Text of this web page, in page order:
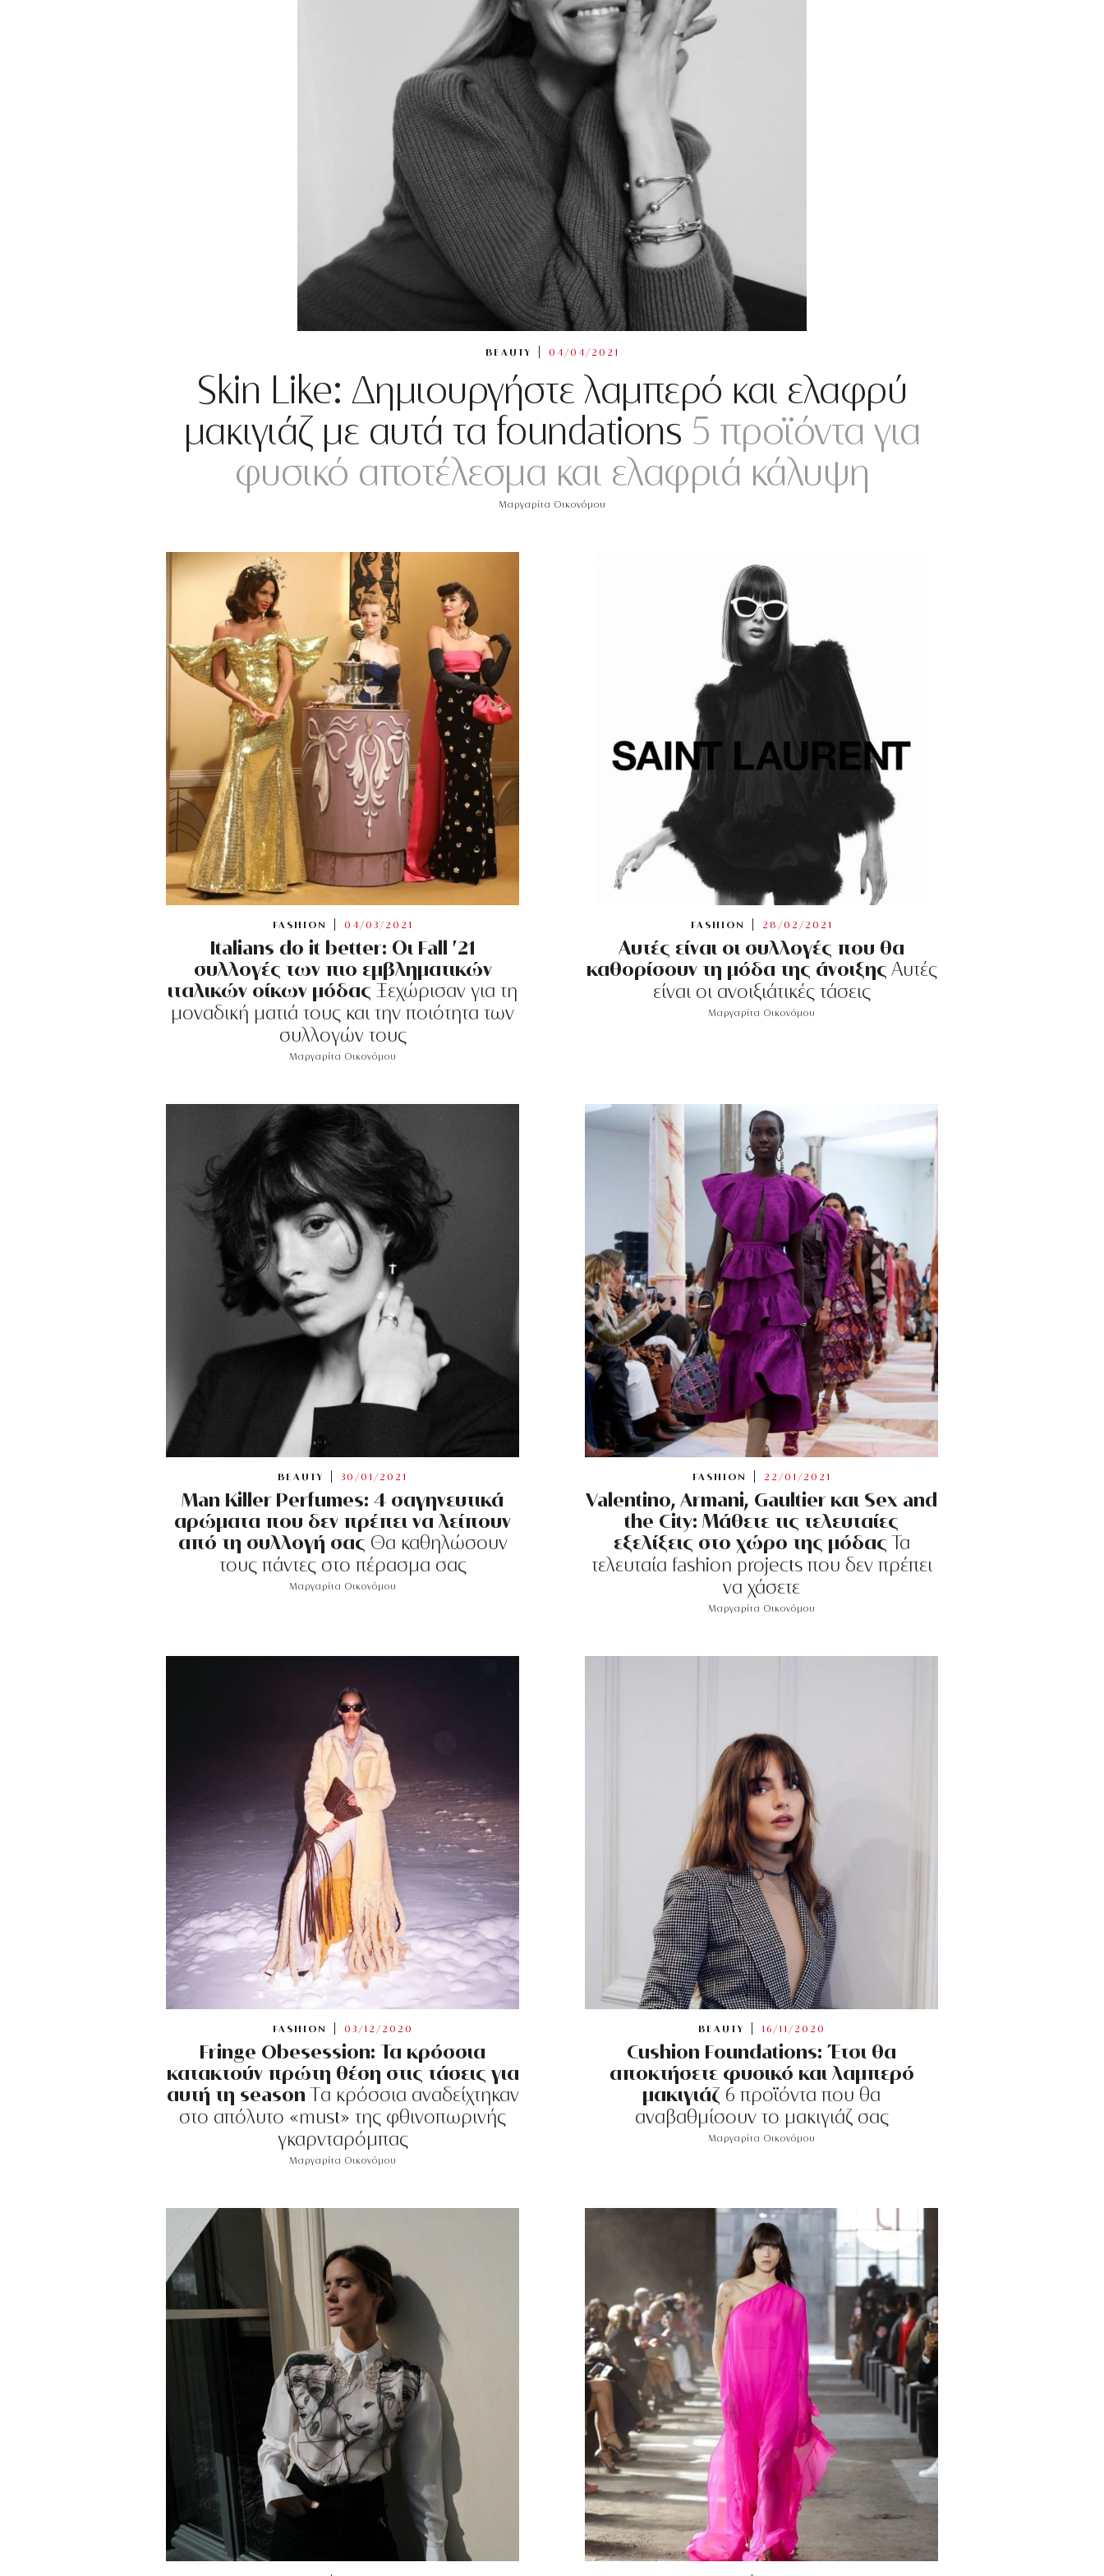
BEAUTY 04/04/2021
Skin Like: Δημιουργήστε λαμπερό και ελαφρύ
μακιγιάζ με αυτά τα foundations 5 προϊόντα για
φυσικό αποτέλεσμα και ελαφριά κάλυψη
Μαργαρίτα Οικονόμου
FASHION 04/03/2021
Italians do it better: Οι Fall ’21
συλλογές των πιο εμβληματικών
ιταλικών οίκων μόδας Ξεχώρισαν για τη
μοναδική ματιά τους και την ποιότητα των
συλλογών τους
Μαργαρίτα Οικονόμου
FASHION 28/02/2021
Αυτές είναι οι συλλογές που θα
καθορίσουν τη μόδα της άνοιξης Αυτές
είναι οι ανοιξιάτικές τάσεις
Μαργαρίτα Οικονόμου
BEAUTY 30/01/2021
Man Killer Perfumes: 4 σαγηνευτικά
αρώματα που δεν πρέπει να λείπουν
από τη συλλογή σας Θα καθηλώσουν
τους πάντες στο πέρασμα σας
Μαργαρίτα Οικονόμου
FASHION 22/01/2021
Valentino, Armani, Gaultier και Sex and
the City: Μάθετε τις τελευταίες
εξελίξεις στο χώρο της μόδας Τα
τελευταία fashion projects που δεν πρέπει
να χάσετε
Μαργαρίτα Οικονόμου
FASHION 03/12/2020
Fringe Obesession: Τα κρόσσια
κατακτούν πρώτη θέση στις τάσεις για
αυτή τη season Tα κρόσσια αναδείχτηκαν
στο απόλυτο «must» της φθινοπωρινής
γκαρνταρόμπας
Μαργαρίτα Οικονόμου
BEAUTY 16/11/2020
Cushion Foundations: Έτσι θα
αποκτήσετε φυσικό και λαμπερό
μακιγιάζ 6 προϊόντα που θα
αναβαθμίσουν το μακιγιάζ σας
Μαργαρίτα Οικονόμου